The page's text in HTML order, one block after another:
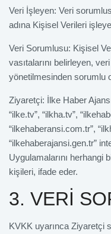
Veri İşleyen: Veri
adına Kişisel Verileri
Veri Sorumlusu: Kişisel
vasıtalarını belirleyen,
yönetilmesinden sorumlu
Ziyaretçi: İlke Haber
“ilke.tv”, “ilkha.tv”,
“ilkehaberansi.com.tr”,
“ilkehaberajansi.gen.tr”
Uygulamalarını herhangi
kişileri, ifade eder.
3. VERİ
KVKK uyarınca Ziyaretçi